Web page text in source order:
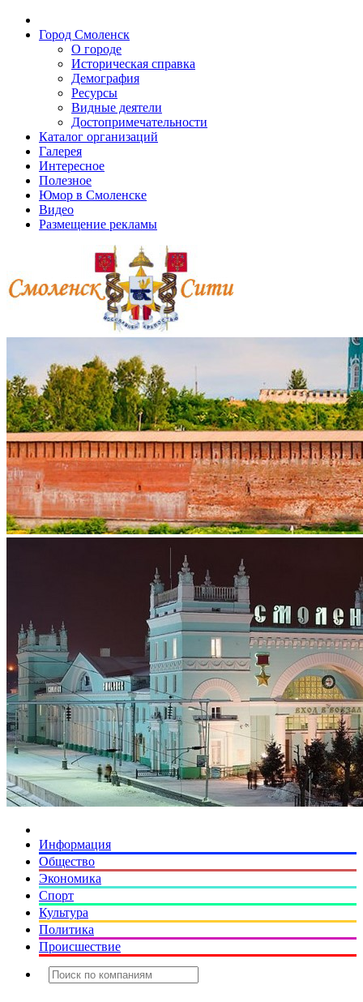
Город Смоленск
О городе
Историческая справка
Демография
Ресурсы
Видные деятели
Достопримечательности
Каталог организаций
Галерея
Интересное
Полезное
Юмор в Смоленске
Видео
Размещение рекламы
Информация
Общество
Экономика
Спорт
Культура
Политика
Происшествие